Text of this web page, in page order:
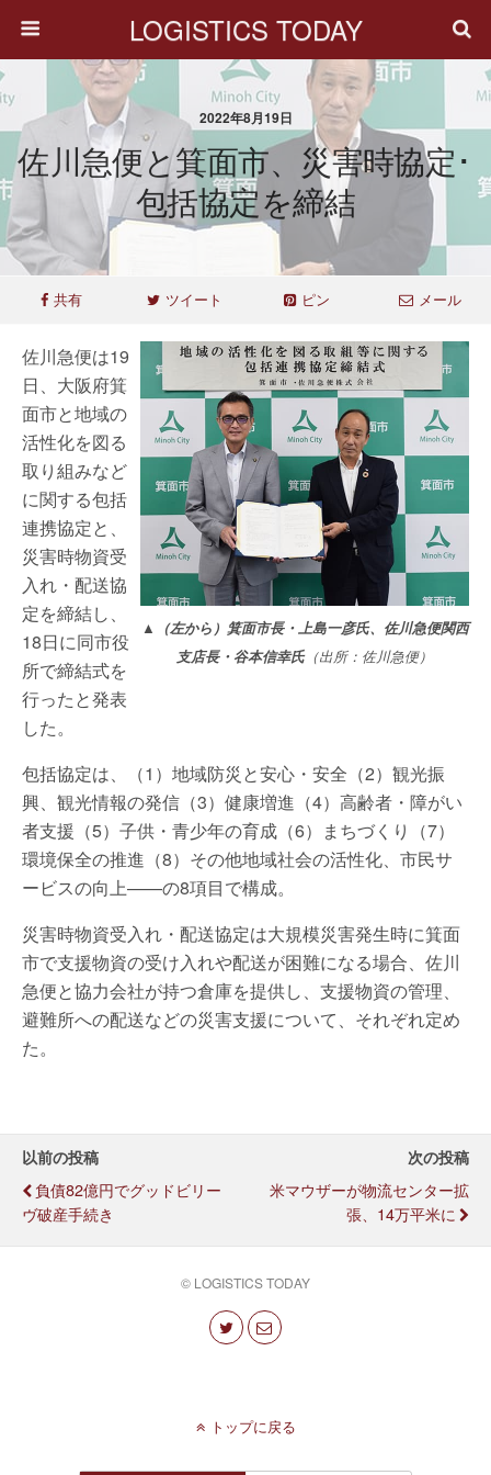
LOGISTICS TODAY
2022年8月19日
佐川急便と箕面市、災害時協定･
包括協定を締結
共有 ツイート ピン メール
▲（左から）箕面市長・上島一彦氏、佐川急便関西
支店長・谷本信幸氏（出所：佐川急便）
佐川急便は19
日、大阪府箕
面市と地域の
活性化を図る
取り組みなど
に関する包括
連携協定と、
災害時物資受
入れ・配送協
定を締結し、
18日に同市役
所で締結式を
行ったと発表
した。
包括協定は、（1）地域防災と安心・安全（2）観光振
興、観光情報の発信（3）健康増進（4）高齢者・障がい
者支援（5）子供・青少年の育成（6）まちづくり（7）
環境保全の推進（8）その他地域社会の活性化、市民サ
ービスの向上——の8項目で構成。
災害時物資受入れ・配送協定は大規模災害発生時に箕面
市で支援物資の受け入れや配送が困難になる場合、佐川
急便と協力会社が持つ倉庫を提供し、支援物資の管理、
避難所への配送などの災害支援について、それぞれ定め
た。
以前の投稿
負債82億円でグッドビリー
ヴ破産手続き
次の投稿
米マウザーが物流センター拡
張、14万平米に
© LOGISTICS TODAY
トップに戻る